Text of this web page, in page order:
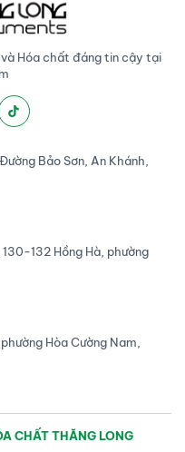
0762-3492
sách này cung cấp một cái
nhìn tổng quan về các phương
liên quan tới việc phát hiện và
định lượng các chất opioid
các mẫu sinh học như máu,
Hóa chất đáng tin cậy tại
Bảo Sơn, An Khánh,
132 Hồng Hà, phường
Hòa Cường Nam,
CHẤT THĂNG LONG